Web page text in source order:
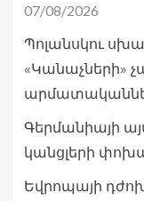
07/08/2026
Պոլանսկու
«Կանաչների»
Գերմանիայի
կանցլերի
Եվրոպայի